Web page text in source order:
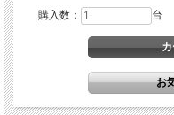
購入数： 台